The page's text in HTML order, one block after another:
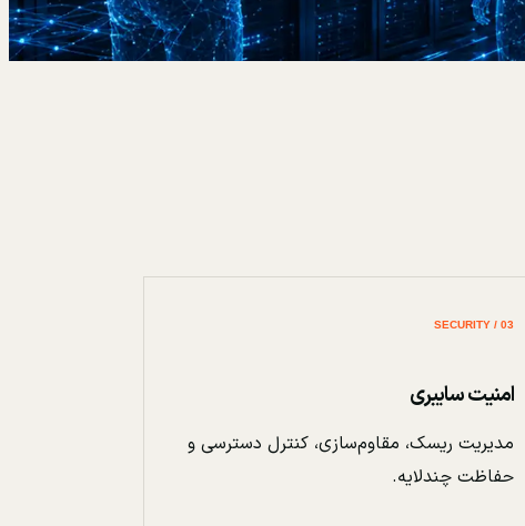
03 / SECURITY
امنیت سایبری
مدیریت ریسک، مقاوم‌سازی، کنترل دسترسی و
حفاظت چندلایه.